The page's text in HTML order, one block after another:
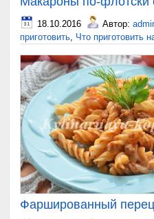
18.10.2016 Автор:
приготовить, Что приготовить
Фаршированный